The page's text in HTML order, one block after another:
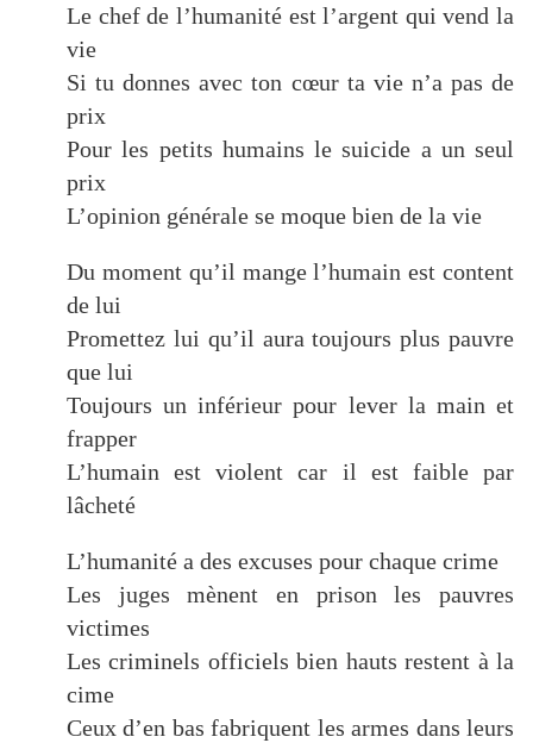
Le chef de l’humanité est l’argent qui vend la
vie
Si tu donnes avec ton cœur ta vie n’a pas de
prix
Pour les petits humains le suicide a un seul
prix
L’opinion générale se moque bien de la vie
Du moment qu’il mange l’humain est content
de lui
Promettez lui qu’il aura toujours plus pauvre
que lui
Toujours un inférieur pour lever la main et
frapper
L’humain est violent car il est faible par
lâcheté
L’humanité a des excuses pour chaque crime
Les juges mènent en prison les pauvres
victimes
Les criminels officiels bien hauts restent à la
cime
Ceux d’en bas fabriquent les armes dans leurs